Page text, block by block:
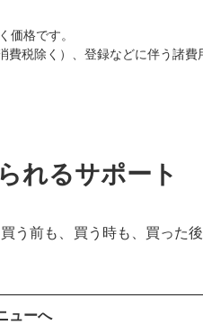
価格です。
費税除く）、登録などに伴う諸
れるサポート
う前も、買う時も、買った
ューへ